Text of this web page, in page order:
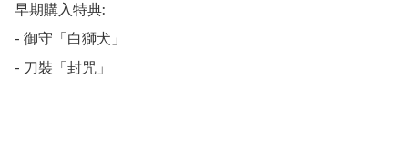
早期購入特典:
- 御守「白獅犬」
- 刀裝「封咒」